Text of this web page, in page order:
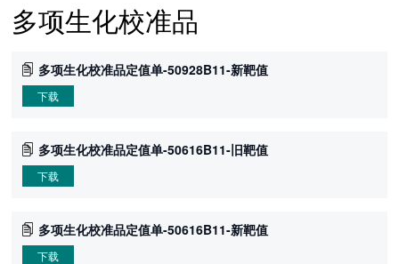
多项生化校准品
多项生化校准品定值单-50928B11-新靶值
下载
多项生化校准品定值单-50616B11-旧靶值
下载
多项生化校准品定值单-50616B11-新靶值
下载